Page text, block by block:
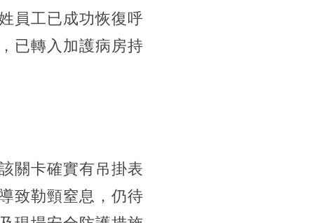
員工已成功恢復呼
已轉入加護病房持
關卡確實有吊掛表
致勒頸窒息，仍待